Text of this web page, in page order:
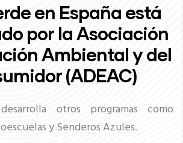
en España está
por la Asociación
Ambiental y del
(ADEAC)
otros programas como
y Senderos Azules.